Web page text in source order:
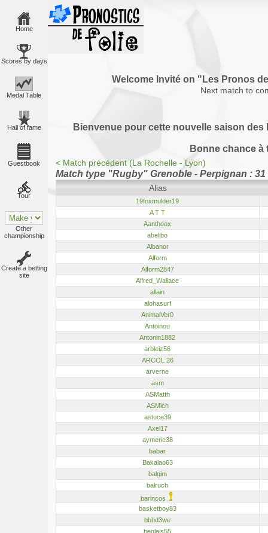
Home
Scores by days
Medal Table
Hall of fame
Guestbook
Tour
Other
championship
Create a betting
site
Welcome Invité on "Les Pronos
Next match to
Bienvenue pour cette nouvelle saison des
Bonne chance à
< Match précédent (La Rochelle - Lyon)
Match type "Rugby" Grenoble - Perpignan :
Alias
19foxmulder19
A T T
Aanthoox
abelibo
Albanor
Alform
Alform2847
Alfred_Wallace
allain
alohasurf
AnimalVer0
Antoinou
Antonin1882
arbleiz56
ARCOL 26
arverne
asm
ASMatth
ASMich
astuce39
Axel17
aymeric38
babar
Bakalao63
balgim
balruch
barincos
basketboy83
bbhd3we
beglais55